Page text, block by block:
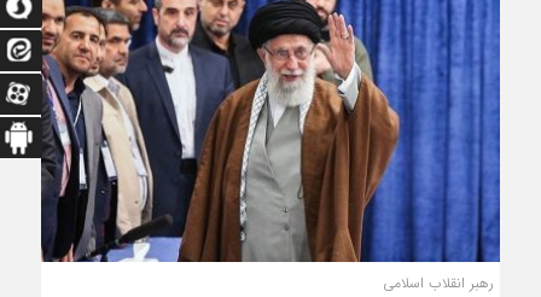
رهبر انقلاب اسلامی